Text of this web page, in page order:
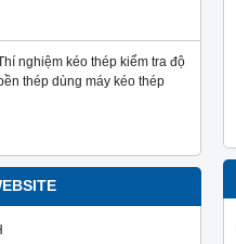
nghiệm kéo thép kiểm tra độ
thép dùng máy kéo thép